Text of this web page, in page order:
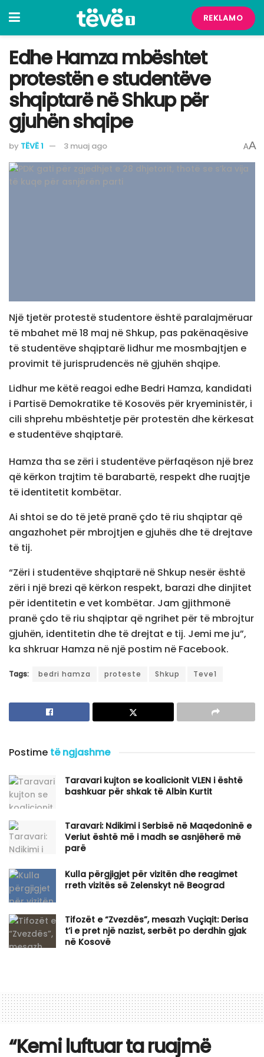
REKLAMO
Edhe Hamza mbështet
protestën e studentëve
shqiptarë në Shkup për
gjuhën shqipe
by TËVË 1 3 muaj ago AA
Një tjetër protestë studentore është paralajmëruar
të mbahet më 18 maj në Shkup, pas pakënaqësive
të studentëve shqiptarë lidhur me mosmbajtjen e
provimit të jurisprudencës në gjuhën shqipe.
Lidhur me këtë reagoi edhe Bedri Hamza, kandidati
i Partisë Demokratike të Kosovës për kryeministër, i
cili shprehu mbështetje për protestën dhe kërkesat
e studentëve shqiptarë.
Hamza tha se zëri i studentëve përfaqëson një brez
që kërkon trajtim të barabartë, respekt dhe ruajtje
të identitetit kombëtar.
Ai shtoi se do të jetë pranë çdo të riu shqiptar që
angazhohet për mbrojtjen e gjuhës dhe të drejtave
të tij.
“Zëri i studentëve shqiptarë në Shkup nesër është
zëri i një brezi që kërkon respekt, barazi dhe dinjitet
për identitetin e vet kombëtar. Jam gjithmonë
pranë çdo të riu shqiptar që ngrihet për të mbrojtur
gjuhën, identitetin dhe të drejtat e tij. Jemi me ju”,
ka shkruar Hamza në një postim në Facebook.
Tags: bedri hamza proteste Shkup Teve1
Postime të ngjashme
Taravari kujton se koalicionit VLEN i është
bashkuar për shkak të Albin Kurtit
Taravari: Ndikimi i Serbisë në Maqedoninë e
Veriut është më i madh se asnjëherë më
parë
Kulla përgjigjet për vizitën dhe reagimet
rreth vizitës së Zelenskyt në Beograd
Tifozët e “Zvezdës”, mesazh Vuçiqit: Derisa
t’i e pret një nazist, serbët po derdhin gjak
në Kosovë
“Kemi luftuar ta ruajmë